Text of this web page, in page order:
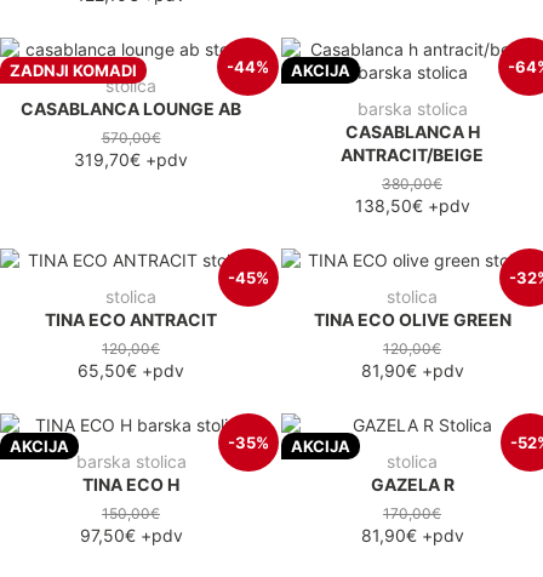
ZADNJI KOMADI -44%
stolica
CASABLANCA LOUNGE AB
570,00€
319,70€ +pdv
AKCIJA -
barska stolica
CASABLANCA H
ANTRACIT/BEIGE
380,00€
138,50€+pdv
-45%
stolica
TINA ECO ANTRACIT
120,00€
65,50€ +pdv
-
stolica
TINA ECO OLIVE GREEN
120,00€
81,90€+pdv
AKCIJA -35%
barska stolica
TINA ECO H
150,00€
97,50€+pdv
AKCIJA -
stolica
GAZELA R
170,00€
81,90€+pdv